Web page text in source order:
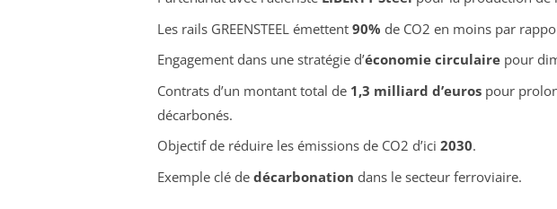
Les rails GREENSTEEL émettent 90% de CO2 en moins par
Engagement dans une stratégie d’économie circulairepour
Contrats d’un montant total de 1,3 milliard d’eurospour
décarbonés.
Objectif de réduire les émissions de CO2 d’ici 2030.
Exemple clé de décarbonation dans le secteur ferroviaire.